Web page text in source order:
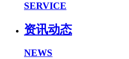
SERVICE
资讯动态
NEWS